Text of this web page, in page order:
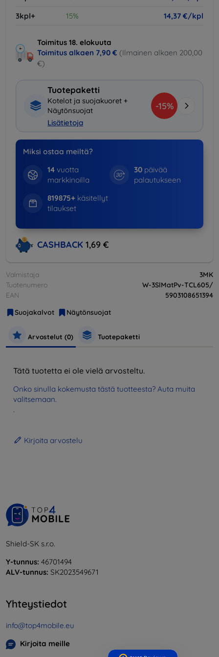
3kpl+
15% 14,37 €/kpl
Toimitus 18. elokuuta
Toimitus alkaen 7,90 € (Ilmainen alkaen 200,00
€)
Tuotepaketti
Kotelot ja suojakuoret +
Näytönsuojat
Lisätietoja
-15%
Miksi ostaa meiltä?
14vuotta
markkinoilla
30 päivää
palautukseen
819875+käsitellyt
tilaukset
CASHBACK 1,69 €
Valmistaja
3MK
Tuotenumero
W-3SlMatPv-TCL605/
EAN
5903108651394
Suojakalvot
Näytönsuojat
Arvostelut (0) Tuotepaketti
Tätä tuotetta ei ole vielä arvosteltu.
Onko sinulla kokemusta tästä tuotteesta? Auta muita
valitsemaan.
.
Kirjoita arvostelu
Shield-SK s.r.o.
Y-tunnus: 46701494
ALV-tunnus: SK2023549671
Yhteystiedot
info@top4mobile.eu
Kirjoita meille